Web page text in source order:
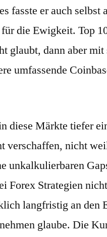
fasste er auch selbst
die Ewigkeit. Top
glaubt, dann aber
umfassende
diese Märkte tiefer
verschaffen, nicht
unkalkulierbaren
Forex Strategien
langfristig an den
glaube. Die